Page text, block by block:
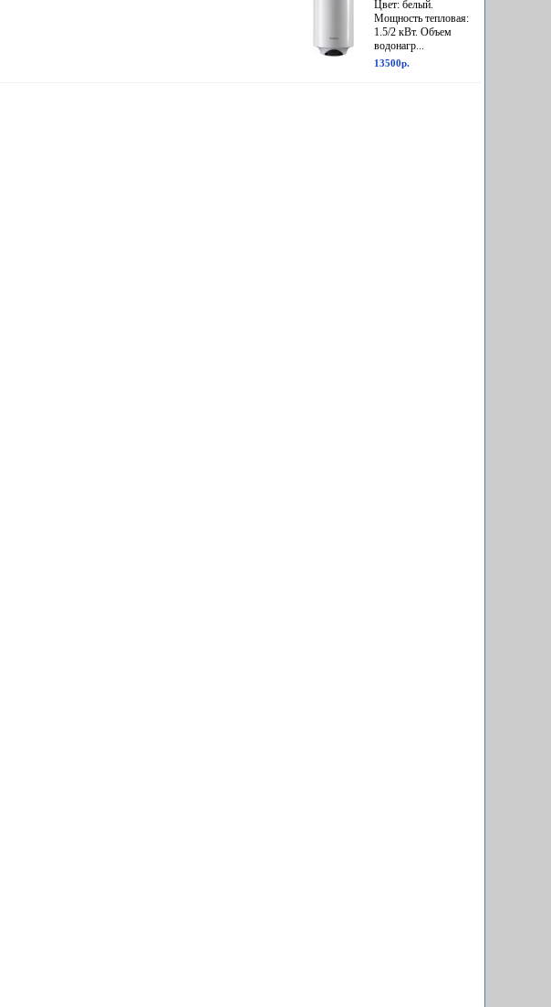
Цвет: белый.
Мощность тепловая:
1.5/2 кВт. Объем
водонагр...
13500р.